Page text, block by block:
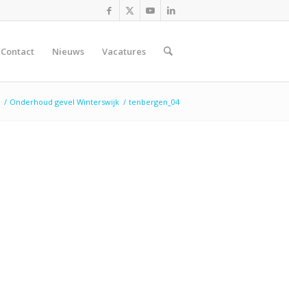
Contact Nieuws Vacatures
/ Onderhoud gevel Winterswijk / tenbergen_04